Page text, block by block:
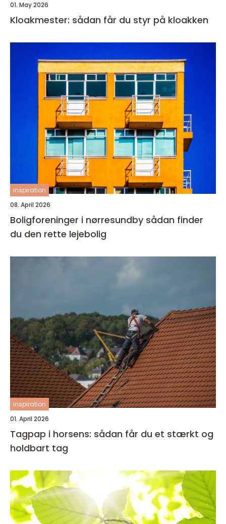
01. May 2026
Kloakmester: sådan får du styr på kloakken
inspiration
08. April 2026
Boligforeninger i nørresundby sådan finder
du den rette lejebolig
inspiration
01. April 2026
Tagpap i horsens: sådan får du et stærkt og
holdbart tag